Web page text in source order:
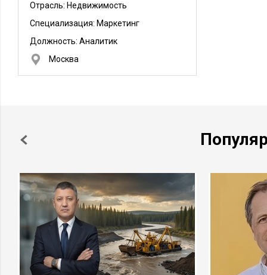
Отрасль: Недвижимость
Специализация: Маркетинг
Должность: Аналитик
Москва